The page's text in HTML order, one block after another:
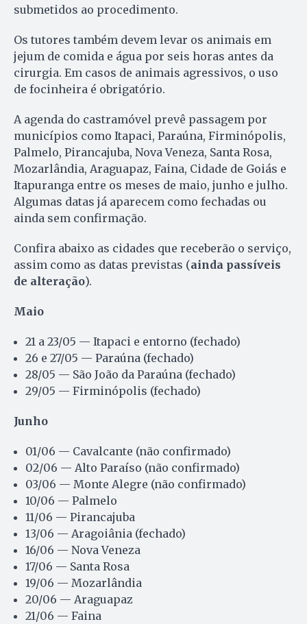
submetidos ao procedimento.
Os tutores também devem levar os animais em
jejum de comida e água por seis horas antes da
cirurgia. Em casos de animais agressivos, o uso
de focinheira é obrigatório.
A agenda do castramóvel prevê passagem por
municípios como Itapaci, Paraúna, Firminópolis,
Palmelo, Pirancajuba, Nova Veneza, Santa Rosa,
Mozarlândia, Araguapaz, Faina, Cidade de Goiás e
Itapuranga entre os meses de maio, junho e julho.
Algumas datas já aparecem como fechadas ou
ainda sem confirmação.
Confira abaixo as cidades que receberão o serviço,
assim como as datas previstas (ainda passíveis
de alteração).
Maio
21 a 23/05 — Itapaci e entorno (fechado)
26 e 27/05 — Paraúna (fechado)
28/05 — São João da Paraúna (fechado)
29/05 — Firminópolis (fechado)
Junho
01/06 — Cavalcante (não confirmado)
02/06 — Alto Paraíso (não confirmado)
03/06 — Monte Alegre (não confirmado)
10/06 — Palmelo
11/06 — Pirancajuba
13/06 — Aragoiânia (fechado)
16/06 — Nova Veneza
17/06 — Santa Rosa
19/06 — Mozarlândia
20/06 — Araguapaz
21/06 — Faina